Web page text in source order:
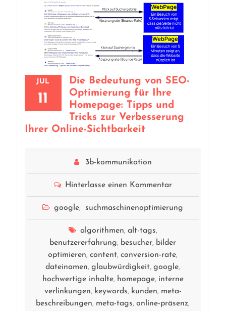
JUL
11
Die Bedeutung von SEO-
Optimierung für Ihre
Homepage: Tipps und
Tricks zur Verbesserung
Ihrer Online-Sichtbarkeit
3b-kommunikation
Hinterlasse einen Kommentar
google, suchmaschinenoptimierung
algorithmen, alt-tags,
benutzererfahrung, besucher, bilder
optimieren,content,conversion-rate,
dateinamen,glaubwürdigkeit,google,
hochwertige inhalte, homepage, interne
verlinkungen, keywords, kunden, meta-
beschreibungen, meta-tags,online-präsenz,